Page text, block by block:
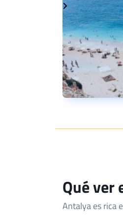
Qué ver
Antalya es rica